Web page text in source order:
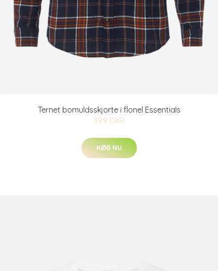
Ternet bomuldsskjorte i flonel Essentials
399 DKK
KØB NU